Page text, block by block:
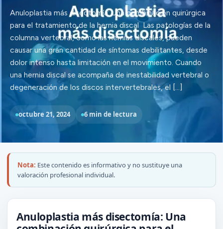
Anuloplastia más disectomía: Una combinación quirúrgica
para el tratamiento de la hernia discal Las patologías de la
columna vertebral, como las hernias discales, pueden
causar una gran cantidad de síntomas debilitantes, desde
dolor intenso hasta limitación en el movimiento. Cuando
una hernia discal se acompaña de inestabilidad vertebral o
degeneración de los discos intervertebrales, el […]
octubre 21, 2024 6 min de lectura
Nota: Este contenido es informativo y no sustituye una
valoración profesional individual.
Anuloplastia más disectomía: Una